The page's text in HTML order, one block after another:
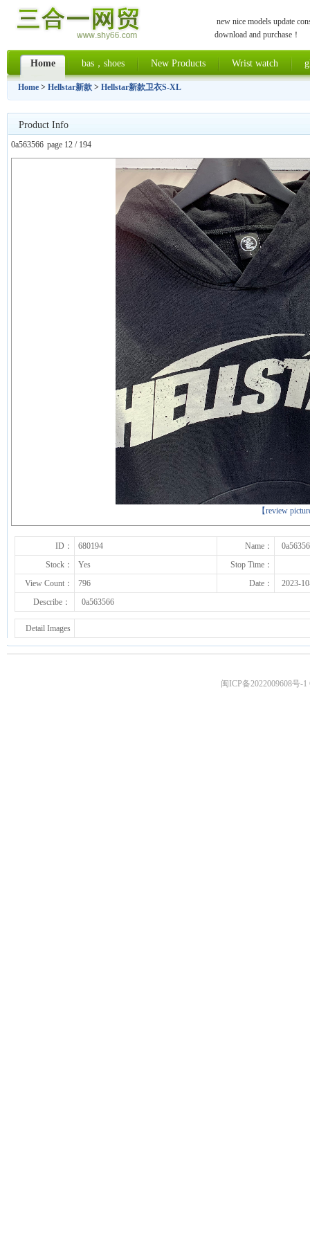
new nice models update
download and purchase！
Home bas，shoes New Products Wrist watch
Home > Hellstar新款 > Hellstar新款卫衣S-XL
Product Info
0a563566 page 12 / 194
【review
上一张
下一张
ID： 680194 Name：
Stock：
Yes
Stop Time：
View Count：
796 Date：
2023-
Describe：
0a563566
Detail Images
闽ICP备2022009608号-1